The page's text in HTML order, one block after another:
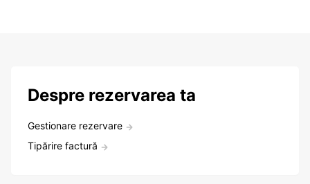
Despre rezervarea ta
Gestionare rezervare
Tipărire factură